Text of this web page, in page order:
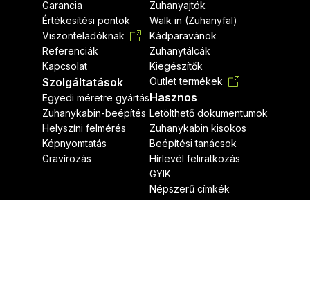
Garancia
Értékesítési pontok
Viszonteladóknak
Referenciák
Kapcsolat
Szolgáltatások
Egyedi méretre gyártás
Zuhanykabin-beépítés
Helyszíni felmérés
Képnyomtatás
Gravírozás
Zuhanyajtók
Walk in (Zuhanyfal)
Kádparavánok
Zuhanytálcák
Kiegészítők
Outlet termékek
Hasznos
Letölthető dokumentumok
Zuhanykabin kisokos
Beépítési tanácsok
Hírlevél feliratkozás
GYIK
Népszerű címkék